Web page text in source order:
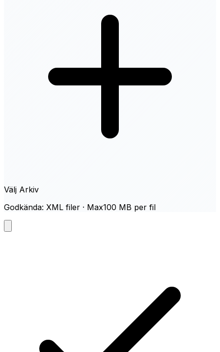
Välj Arkiv
Godkända: XML filer · Max100 MB per fil